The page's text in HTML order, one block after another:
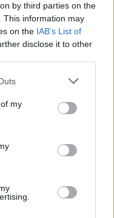
by third parties on the
This information may
on the IAB’s List of
disclose it to other
my
tanto on-line
obtengan el
una magnífica
el Baby-led
común experiencias
Laila Casado
Maternidad